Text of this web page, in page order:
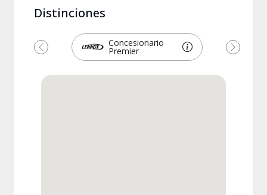
Distinciones
Concesionario
Premier
Previous Next